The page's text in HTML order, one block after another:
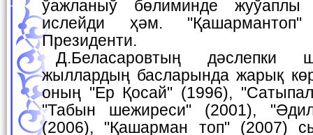
ўажланыў бөлиминде жуўаплы
ислейди ҳәм. "Қашармантоп"
Президенти.
Д.Беласаровтың дәслепки шығармалары 70-
жыллардың басларында жарық
оның "Ер Қосай" (1996),
"Табын шежиреси" (2001),
(2006), "Қашарман топ" (2007)